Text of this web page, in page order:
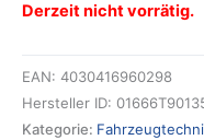
Derzeit nicht vorrätig.
EAN: 4030416960298
Hersteller ID:
Kategorie: